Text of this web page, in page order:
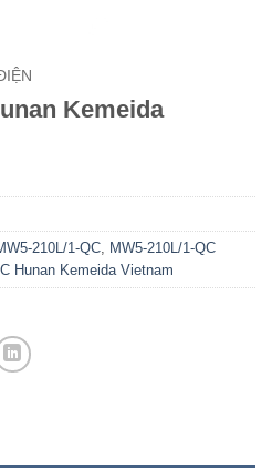
Kemeida
210L/1-QC, MW5-210L/1-QC
Hunan Kemeida Vietnam